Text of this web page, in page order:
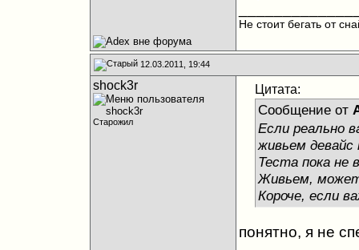
Не стоит бегать от
12.03.2011, 19:44
shock3r
Старожил
Цитата:
Сообщение от
Если реально
живьем
Теста пока не
Живьем,
Короче, если
понятно, я не